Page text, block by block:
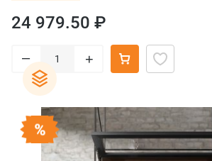
24 979.50 ₽
– +